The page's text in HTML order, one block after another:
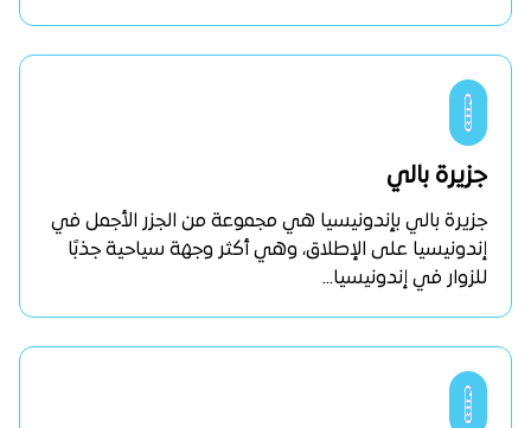
جزيرة بالي
جزيرة بالي بإندونيسيا هي مجموعة من الجزر الأجمل في
إندونيسيا على الإطلاق، وهي أكثر وجهة سياحية جذبًا
للزوار في إندونيسيا...